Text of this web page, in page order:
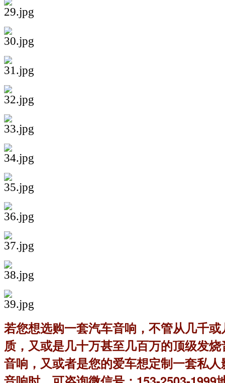
若您想选购一套汽车音响，不管从几千
质，又或是几十万甚至几百万的顶级发
音响，又或者是您的爱车想定制一套私